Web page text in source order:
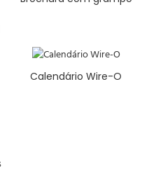
Calendário Wire-O